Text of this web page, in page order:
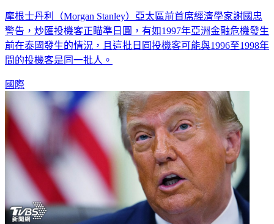
摩根士丹利（Morgan Stanley）亞太區前首席經濟學家謝國忠
警告，炒匯投機客正瞄準日圓，有如1997年亞洲金融危機發生
前在泰國發生的情況，且這批日圓投機客可能與1996至1998年
間的投機客是同一批人。
國際